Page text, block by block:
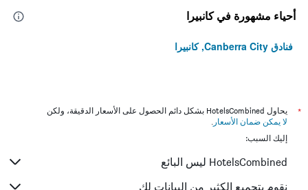
أحياء مشهورة في كانبيرا
فنادق Canberra City, كانبيرا
*
يحاول HotelsCombined بشكل دائم الحصول على الأسعار الدقيقة، ولكن
لا يمكن ضمان الأسعار .
إليك السبب:
HotelsCombined ليس البائع
نقوم بتجميع الكثير من البيانات لك